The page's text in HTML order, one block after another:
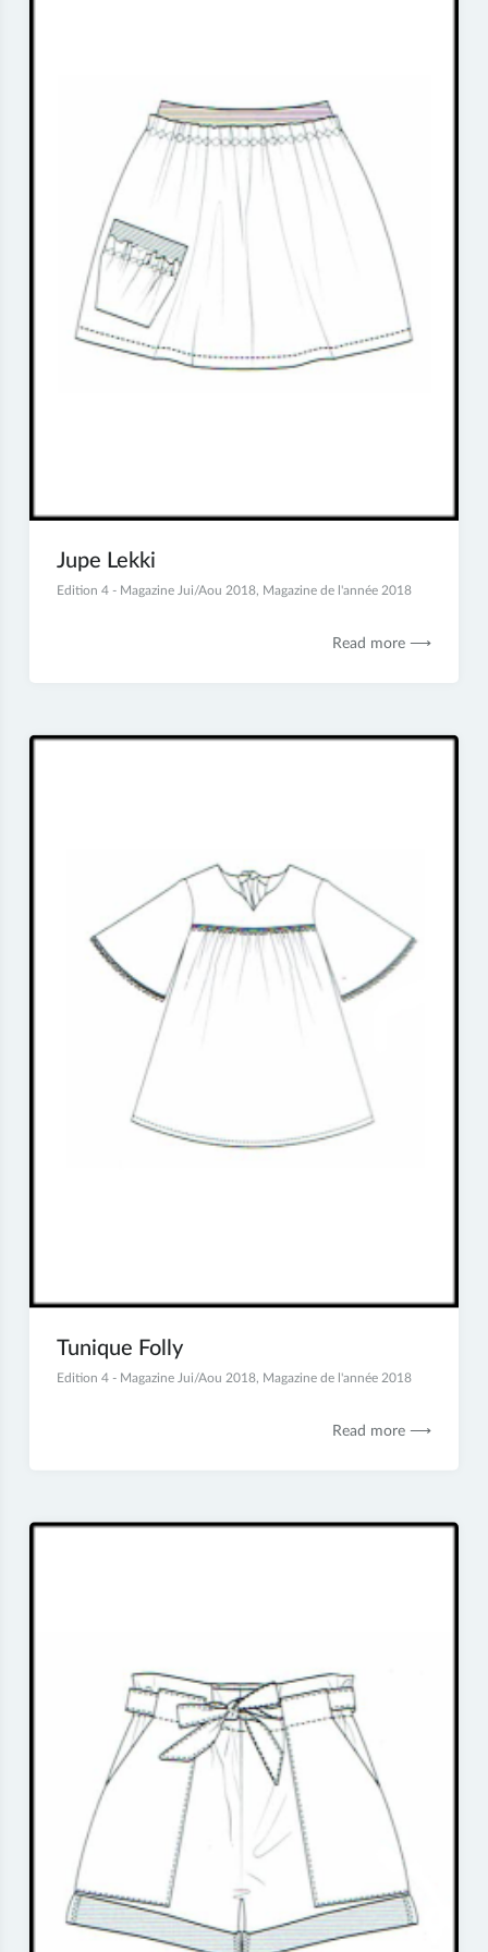
Jupe Lekki
4
Edition 4 - Magazine Jui/Aou 2018, Magazine de l'année 2018
Read more ⟶
Tunique Folly
4
Edition 4 - Magazine Jui/Aou 2018, Magazine de l'année 2018
Read more ⟶